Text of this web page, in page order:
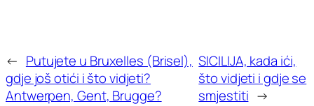
← Putujete u Bruxelles (Brisel),
gdje još otići i što vidjeti?
Antwerpen, Gent, Brugge?
SICILIJA, kada ići,
što vidjeti i gdje se
smjestiti →